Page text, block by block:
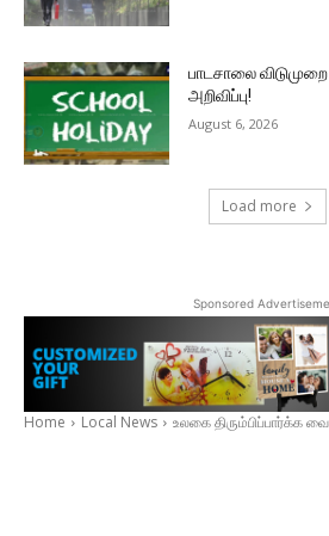
பாடசாலை
அறிவிப்பு!
August 6, 2026
Load more